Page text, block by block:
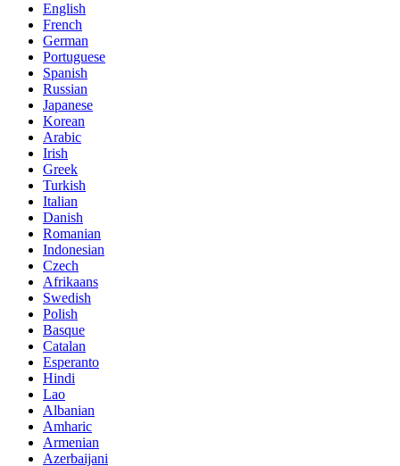
English
French
German
Portuguese
Spanish
Russian
Japanese
Korean
Arabic
Irish
Greek
Turkish
Italian
Danish
Romanian
Indonesian
Czech
Afrikaans
Swedish
Polish
Basque
Catalan
Esperanto
Hindi
Lao
Albanian
Amharic
Armenian
Azerbaijani